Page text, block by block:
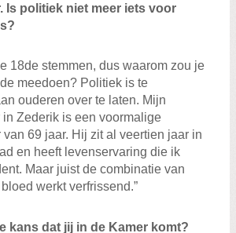
Is politiek niet meer iets voor
18de stemmen, dus waarom zou je
meedoen? Politiek is te
ouderen over te laten. Mijn
in Zederik is een voormalige
69 jaar. Hij zit al veertien jaar in
en heeft levenservaring die ik
Maar juist de combinatie van
werkt verfrissend.”
kans dat jij in de Kamer komt?